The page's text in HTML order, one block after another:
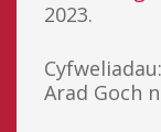
2023.
Arad Goch